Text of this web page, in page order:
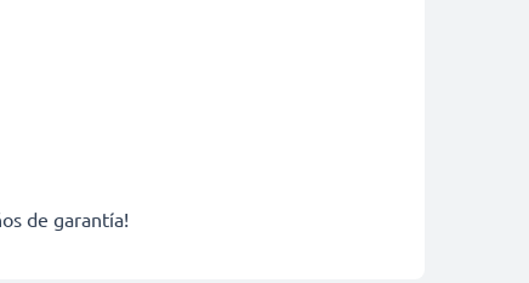
de garantía!